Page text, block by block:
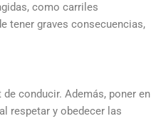
como carriles
tener graves consecuencias,
conducir. Además, poner en
respetar y obedecer las